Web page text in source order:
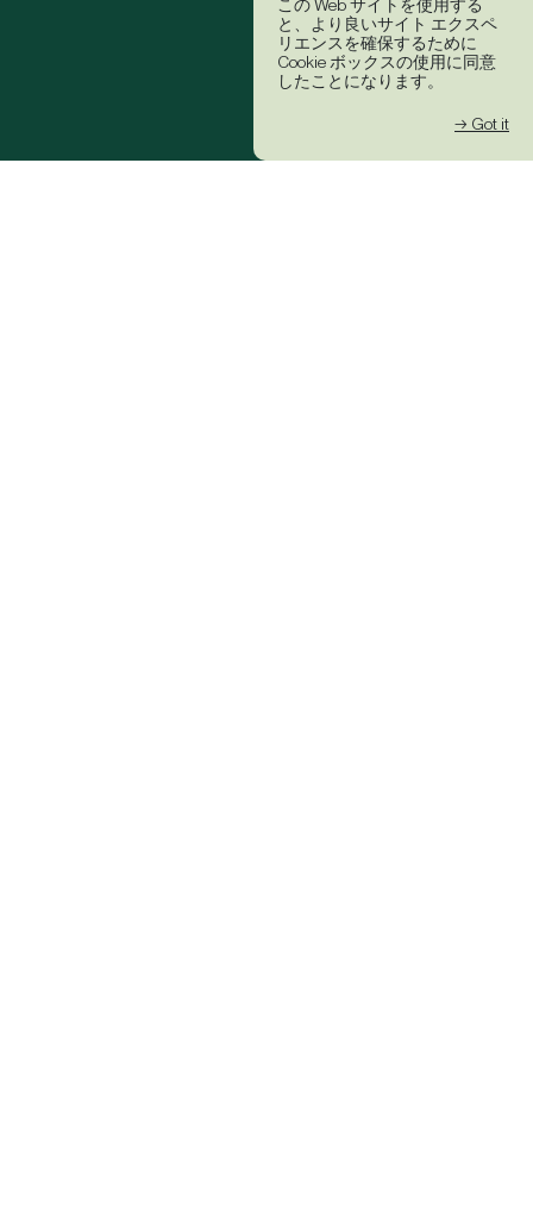
この Web サイトを使用する
と、より良いサイト エクスペ
リエンスを確保するために
Cookie ボックスの使用に同意
したことになります。
→ Got it